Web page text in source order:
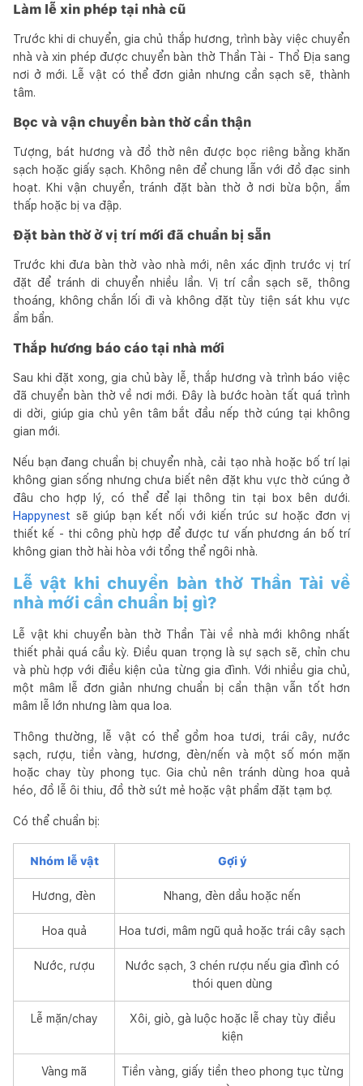
Làm lễ xin phép tại nhà cũ
Trước khi di chuyển, gia chủ thắp hương, trình bày việc chuyển
nhà và xin phép được chuyển bàn thờ Thần Tài - Thổ Địa sang
nơi ở mới. Lễ vật có thể đơn giản nhưng cần sạch sẽ, thành
tâm.
Bọc và vận chuyển bàn thờ cẩn thận
Tượng, bát hương và đồ thờ nên được bọc riêng bằng khăn
sạch hoặc giấy sạch. Không nên để chung lẫn với đồ đạc sinh
hoạt. Khi vận chuyển, tránh đặt bàn thờ ở nơi bừa bộn, ẩm
thấp hoặc bị va đập.
Đặt bàn thờ ở vị trí mới đã chuẩn bị sẵn
Trước khi đưa bàn thờ vào nhà mới, nên xác định trước vị trí
đặt để tránh di chuyển nhiều lần. Vị trí cần sạch sẽ, thông
thoáng, không chắn lối đi và không đặt tùy tiện sát khu vực
ẩm bẩn.
Thắp hương báo cáo tại nhà mới
Sau khi đặt xong, gia chủ bày lễ, thắp hương và trình báo việc
đã chuyển bàn thờ về nơi mới. Đây là bước hoàn tất quá trình
di dời, giúp gia chủ yên tâm bắt đầu nếp thờ cúng tại không
gian mới.
Nếu bạn đang chuẩn bị chuyển nhà, cải tạo nhà hoặc bố trí lại
không gian sống nhưng chưa biết nên đặt khu vực thờ cúng ở
đâu cho hợp lý, có thể để lại thông tin tại box bên dưới.
Happynest sẽ giúp bạn kết nối với kiến trúc sư hoặc đơn vị
thiết kế - thi công phù hợp để được tư vấn phương án bố trí
không gian thờ hài hòa với tổng thể ngôi nhà.
Lễ vật khi chuyển bàn thờ Thần Tài về
nhà mới cần chuẩn bị gì?
Lễ vật khi chuyển bàn thờ Thần Tài về nhà mới không nhất
thiết phải quá cầu kỳ. Điều quan trọng là sự sạch sẽ, chỉn chu
và phù hợp với điều kiện của từng gia đình. Với nhiều gia chủ,
một mâm lễ đơn giản nhưng chuẩn bị cẩn thận vẫn tốt hơn
mâm lễ lớn nhưng làm qua loa.
Thông thường, lễ vật có thể gồm hoa tươi, trái cây, nước
sạch, rượu, tiền vàng, hương, đèn/nến và một số món mặn
hoặc chay tùy phong tục. Gia chủ nên tránh dùng hoa quả
héo, đồ lễ ôi thiu, đồ thờ sứt mẻ hoặc vật phẩm đặt tạm bợ.
Có thể chuẩn bị:
Nhóm lễ vật Gợi ý
Hương, đèn Nhang, đèn dầu hoặc nến
Hoa quả Hoa tươi, mâm ngũ quả hoặc trái cây sạch
Nước, rượu
Nước sạch, 3 chén rượu nếu gia đình có
thói quen dùng
Lễ mặn/chay
Xôi, giò, gà luộc hoặc lễ chay tùy điều
kiện
Vàng mã
Tiền vàng, giấy tiền theo phong tục từng